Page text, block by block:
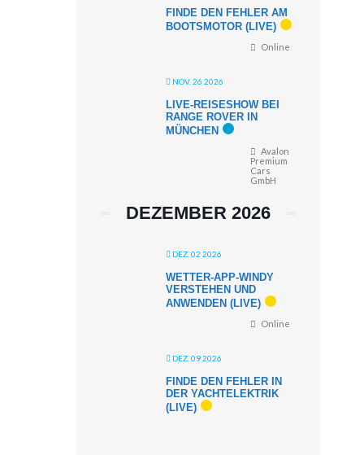
FINDE DEN FEHLER AM
BOOTSMOTOR (LIVE)
Online
NOV. 26 2026
LIVE-REISESHOW BEI
RANGE ROVER IN
MÜNCHEN
Avalon
Premium
Cars
GmbH
DEZEMBER 2026
DEZ. 02 2026
WETTER-APP-WINDY
VERSTEHEN UND
ANWENDEN (LIVE)
Online
DEZ. 09 2026
FINDE DEN FEHLER IN
DER YACHTELEKTRIK
(LIVE)